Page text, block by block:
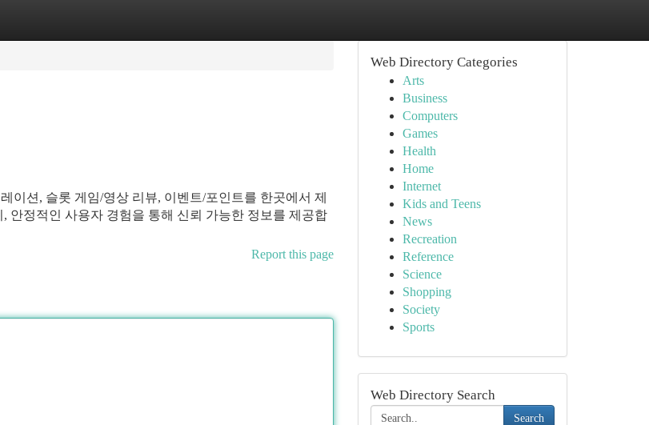
이션, 슬롯 게임/영상 리뷰, 이벤트/포인트를 한곳에서 제
안정적인 사용자 경험을 통해 신뢰 가능한 정보를 제공합
Report this page
Web Directory Categories
Arts
Business
Computers
Games
Health
Home
Internet
Kids and Teens
News
Recreation
Reference
Science
Shopping
Society
Sports
Web Directory Search
Search